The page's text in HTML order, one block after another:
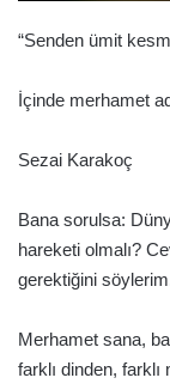
“Senden ümit
İçinde merhamet
Sezai Karakoç
Bana sorulsa:
hareketi olmalı?
gerektiğini
Merhamet sana,
farklı dinden, farklı